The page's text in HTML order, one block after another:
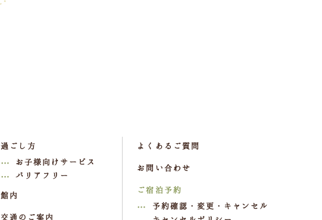
過ごし方
お子様向けサービス
バリアフリー
館内
交通のご案内
よくあるご質問
お問い合わせ
ご宿泊予約
予約確認・変更・キャンセル